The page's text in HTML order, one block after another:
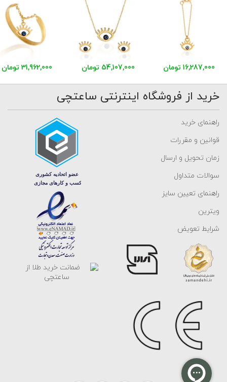
16,287,000 تومان 54,107,000 تومان 31,962,000 تومان
خرید از فروشگاه اینترنتی ساعتچی
راهنمای خرید
قوانین و مقررات
زمان تحویل و ارسال
سوالات متداول
راهنمای تعیین سایز
ویترین
شرایط تعویض